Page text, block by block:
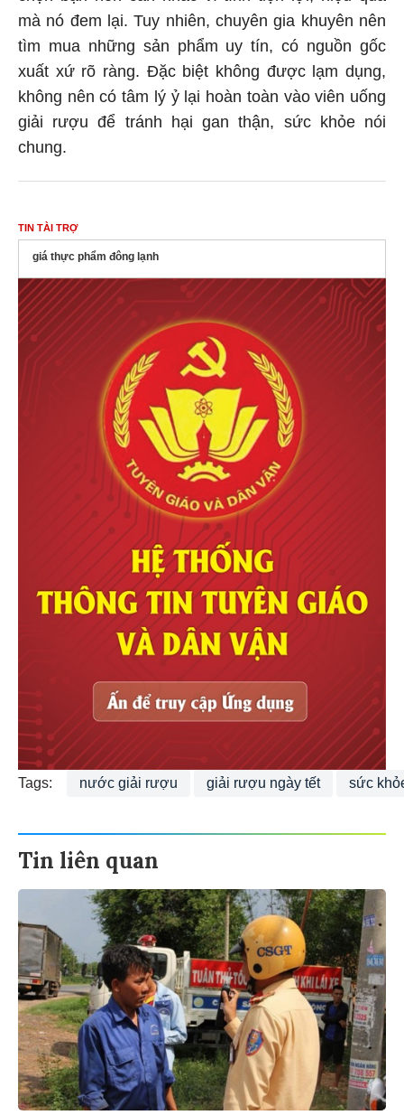
mà nó đem lại. Tuy nhiên, chuyên gia khuyên nên
tìm mua những sản phẩm uy tín, có nguồn gốc
xuất xứ rõ ràng. Đặc biệt không được lạm dụng,
không nên có tâm lý ỷ lại hoàn toàn vào viên uống
giải rượu để tránh hại gan thận, sức khỏe nói
chung.
TIN TÀI TRỢ
giá thực phẩm đông lạnh
Tags: nước giải rượu giải rượu ngày tết sức
Tin liên quan